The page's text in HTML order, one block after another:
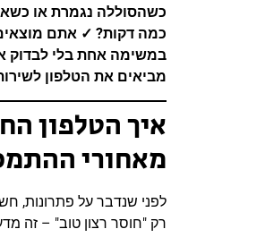
כשהסוללה נגמרת או
כמה דקות?
✓אתם
במשימה אחת בלי לבדוק
מביאים את הטלפון
איך הטלפון
מאחורי
לפני שנדבר על פתרונות,
רק "חוסר רצון טוב" – זה